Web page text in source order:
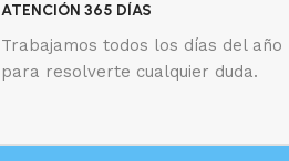
ATENCIÓN 365 DÍAS
Trabajamos todos los días del año
para resolverte cualquier duda.